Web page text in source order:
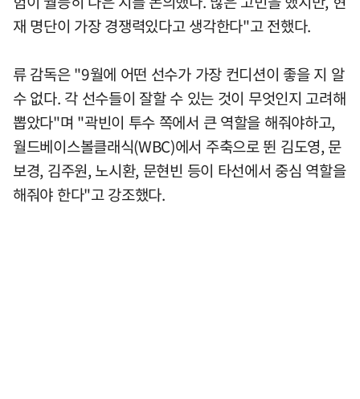
재 명단이 가장 경쟁력있다고 생각한다"고 전했다.
류 감독은 "9월에 어떤 선수가 가장 컨디션이 좋을 지 알
수 없다. 각 선수들이 잘할 수 있는 것이 무엇인지 고려해
뽑았다"며 "곽빈이 투수 쪽에서 큰 역할을 해줘야하고,
월드베이스볼클래식(WBC)에서 주축으로 뛴 김도영, 문
보경, 김주원, 노시환, 문현빈 등이 타선에서 중심 역할을
해줘야 한다"고 강조했다.